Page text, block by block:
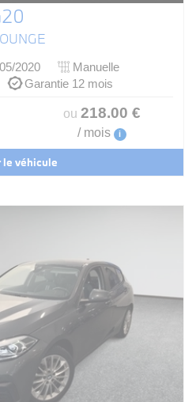
05/2020
Manuelle
Garantie 12 mois
ou 218.00 €
/ mois i
le véhicule